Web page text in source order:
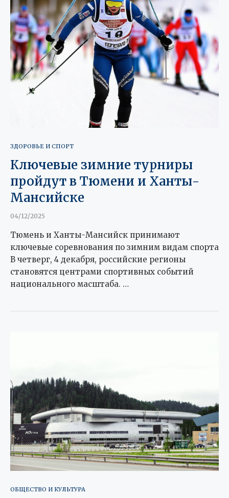
ЗДОРОВЬЕ И СПОРТ
Ключевые зимние турниры
пройдут в Тюмени и Ханты-
Мансийске
04/12/2025
Тюмень и Ханты-Мансийск принимают
ключевые соревнования по зимним видам спорта
В четверг, 4 декабря, российские регионы
становятся центрами спортивных событий
национального масштаба. …
ОБЩЕСТВО И КУЛЬТУРА